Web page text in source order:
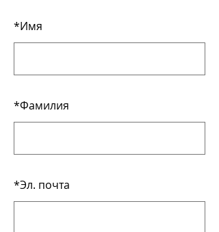
*Имя
*Фамилия
*Эл. почта